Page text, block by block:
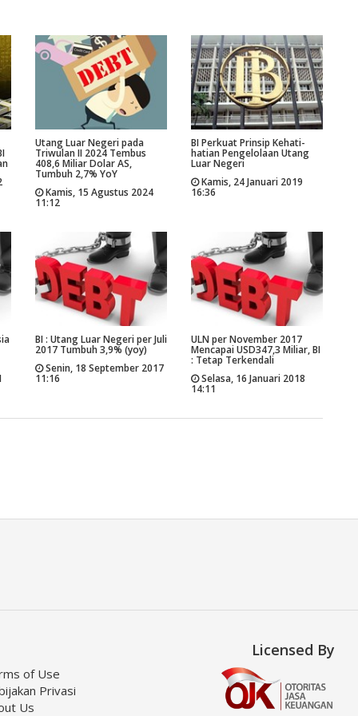
Utang Luar Negeri pada
Triwulan II 2024 Tembus
408,6 Miliar Dolar AS,
Tumbuh 2,7% YoY
Kamis, 15 Agustus 2024
11:12
BI Perkuat Prinsip Kehati-
hatian Pengelolaan Utang
Luar Negeri
Kamis, 24 Januari 2019
16:36
BI : Utang Luar Negeri per Juli
2017 Tumbuh 3,9% (yoy)
Senin, 18 September 2017
11:16
ULN per November 2017
Mencapai USD347,3 Miliar, BI
: Tetap Terkendali
Selasa, 16 Januari 2018
14:11
of Use
Privasi
Us
Licensed By